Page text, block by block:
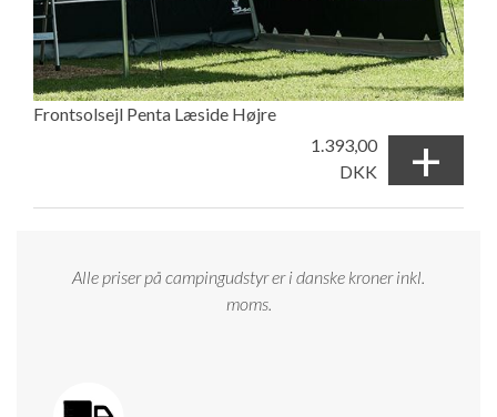
Frontsolsejl Penta Læside Højre
1.393,00
DKK
+
Alle priser på campingudstyr er i danske kroner inkl.
moms.